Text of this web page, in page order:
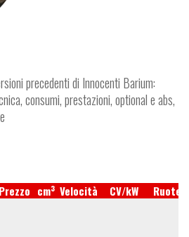
precedenti di Innocenti Barium:
consumi, prestazioni, optional e abs,
Prezzo cm3 Velocità CV/kW Ruote